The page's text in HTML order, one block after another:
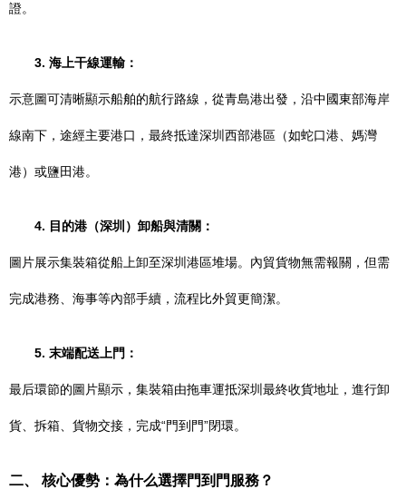
證。
3. 海上干線運輸：
示意圖可清晰顯示船舶的航行路線，從青島港出發，沿中國東部海岸
線南下，途經主要港口，最終抵達深圳西部港區（如蛇口港、媽灣
港）或鹽田港。
4. 目的港（深圳）卸船與清關：
圖片展示集裝箱從船上卸至深圳港區堆場。內貿貨物無需報關，但需
完成港務、海事等內部手續，流程比外貿更簡潔。
5. 末端配送上門：
最后環節的圖片顯示，集裝箱由拖車運抵深圳最終收貨地址，進行卸
貨、拆箱、貨物交接，完成“門到門”閉環。
二、 核心優勢：為什么選擇門到門服務？